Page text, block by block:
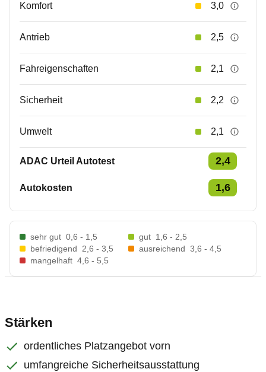
Komfort 3,0
Antrieb 2,5
Fahreigenschaften 2,1
Sicherheit 2,2
Umwelt 2,1
ADAC Urteil Autotest 2,4
Autokosten 1,6
sehr gut 0,6 - 1,5 gut 1,6 - 2,5
befriedigend
2,6 - 3,5 ausreichend 3,6 - 4,5
mangelhaft 4,6 - 5,5
Stärken
ordentliches Platzangebot vorn
umfangreiche Sicherheitsausstattung